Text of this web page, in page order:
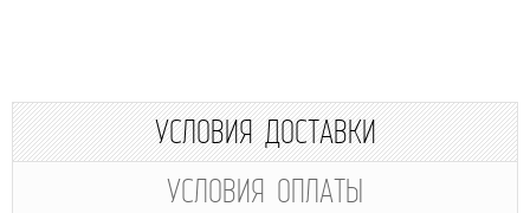
УСЛОВИЯ ДОСТАВКИ
УСЛОВИЯ ОПЛАТЫ